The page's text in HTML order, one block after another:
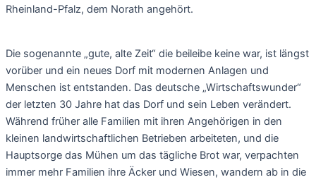
Rheinland-Pfalz, dem Norath angehört.
Die sogenannte „gute, alte Zeit“ die beileibe keine war, ist längst
vorüber und ein neues Dorf mit modernen Anlagen und
Menschen ist entstanden. Das deutsche „Wirtschaftswunder“
der letzten 30 Jahre hat das Dorf und sein Leben verändert.
Während früher alle Familien mit ihren Angehörigen in den
kleinen landwirtschaftlichen Betrieben arbeiteten, und die
Hauptsorge das Mühen um das tägliche Brot war, verpachten
immer mehr Familien ihre Äcker und Wiesen, wandern ab in die